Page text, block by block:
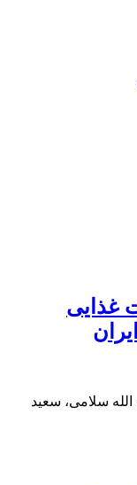
غذایی
سلامی، سعید